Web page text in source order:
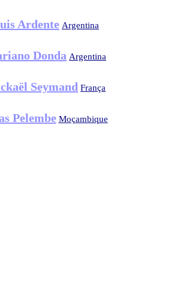
Ardente Argentina
Donda Argentina
Seymand França
Pelembe Moçambique